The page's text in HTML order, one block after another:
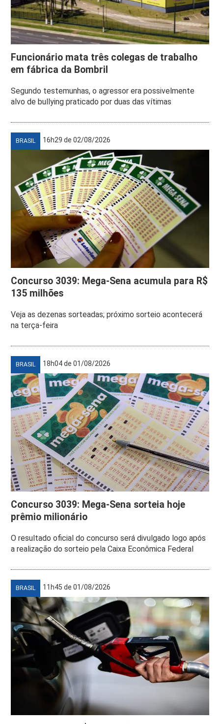
Funcionário mata três colegas de trabalho
em fábrica da Bombril
Segundo testemunhas, o agressor era possivelmente
alvo de bullying praticado por duas das vítimas
BRASIL 16h29 de 02/08/2026
Concurso 3039: Mega-Sena acumula para R$
135 milhões
Veja as dezenas sorteadas; próximo sorteio acontecerá
na terça-feira
BRASIL 18h04 de 01/08/2026
Concurso 3039: Mega-Sena sorteia hoje
prêmio milionário
O resultado oficial do concurso será divulgado logo após
a realização do sorteio pela Caixa Econômica Federal
BRASIL 11h45 de 01/08/2026